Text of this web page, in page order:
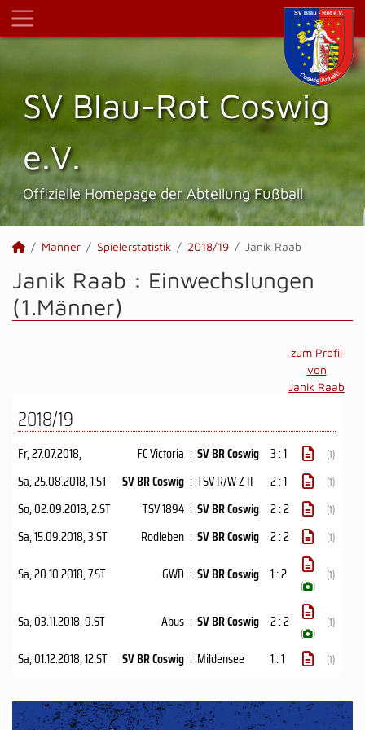
SV Blau-Rot Coswig
e.V.
Offizielle Homepage der Abteilung Fußball
Männer Spielerstatistik 2018/19 Janik Raab
Janik Raab : Einwechslungen
(1.Männer)
zum Profil
von
Janik Raab
2018/19
Fr, 27.07.2018, FC Victoria : SV BR Coswig 3 : 1 (1)
Sa, 25.08.2018, 1.ST SV BR Coswig : TSV R/W Z II 2 : 1 (1)
So, 02.09.2018, 2.ST TSV 1894 : SV BR Coswig 2 : 2 (1)
Sa, 15.09.2018, 3.ST Rodleben : SV BR Coswig 2 : 2 (1)
Sa, 20.10.2018, 7.ST GWD : SV BR Coswig 1 : 2
( )
(1)
Sa, 03.11.2018, 9.ST Abus : SV BR Coswig 2 : 2
( )
(1)
Sa, 01.12.2018, 12.ST SV BR Coswig : Mildensee 1 : 1 (1)